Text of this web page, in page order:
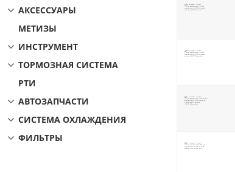
АКСЕССУАРЫ
МЕТИЗЫ
ИНСТРУМЕНТ
ТОРМОЗНАЯ СИСТЕМА
РТИ
АВТОЗАПЧАСТИ
СИСТЕМА ОХЛАЖДЕНИЯ
ФИЛЬТРЫ